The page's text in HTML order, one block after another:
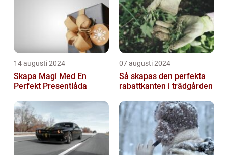
14 augusti 2024
Skapa Magi Med En
Perfekt Presentlåda
07 augusti 2024
Så skapas den perfekta
rabattkanten i trädgården